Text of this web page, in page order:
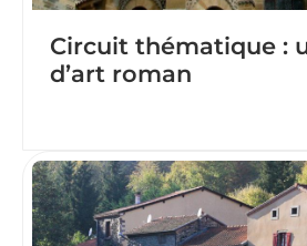
Circuit thématique :
d’art roman